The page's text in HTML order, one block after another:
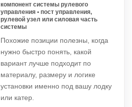
компонент системы рулевого
управления • пост управления,
рулевой узел или силовая часть
системы
Похожие позиции полезны, когда
нужно быстро понять, какой
вариант лучше подходит по
материалу, размеру и логике
установки именно под вашу лодку
или катер.